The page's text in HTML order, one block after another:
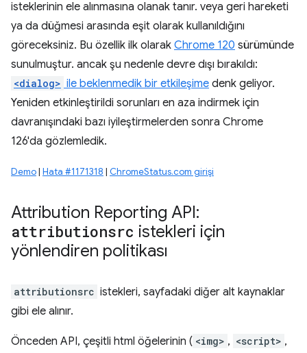
isteklerinin ele alınmasına olanak tanır. veya geri hareketi
ya da düğmesi arasında eşit olarak kullanıldığını
göreceksiniz. Bu özellik ilk olarak Chrome 120 sürümünde
sunulmuştur. ancak şu nedenle devre dışı bırakıldı:
<dialog> ile beklenmedik bir etkileşime denk geliyor.
Yeniden etkinleştirildi sorunları en aza indirmek için
davranışındaki bazı iyileştirmelerden sonra Chrome
126'da gözlemledik.
Demo| Hata #1171318 | ChromeStatus.com girişi
Attribution Reporting API:
attributionsrc istekleri için
yönlendiren politikası
attributionsrc istekleri, sayfadaki diğer alt kaynaklar
gibi ele alınır.
Önceden API, çeşitli html öğelerinin ( <img> , <script> ,